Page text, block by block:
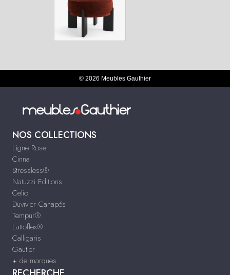
© 2026 Meubles Gauthier
NOS COLLECTIONS
Ligne Roset
Cinna
Stressless®
Natuzzi Editions
Celio
Duvivier Canapés
Tempur®
Lattoflex®
Calligaris
Gautier
+ de marques